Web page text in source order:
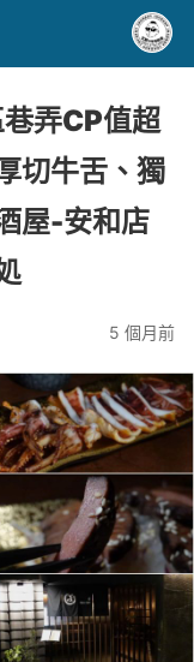
巷弄CP值超
切牛舌、獨
屋-安和店
5 個月前